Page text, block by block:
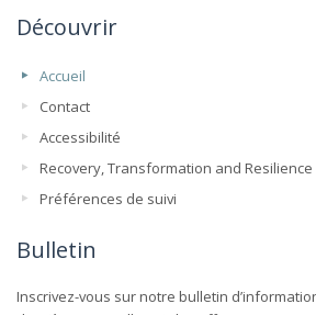
Découvrir
Accueil
Contact
Accessibilité
Recovery, Transformation and Resilience
Préférences de suivi
Bulletin
Inscrivez-vous sur notre bulletin